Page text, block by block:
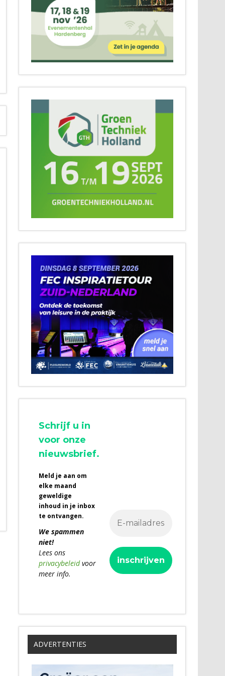
Schrijf u in
voor onze
nieuwsbrief.
Meld je aan om
elke maand
geweldige
inhoud in je inbox
te ontvangen.
We spammen
niet!
Lees ons
privacybeleidvoor
meer info.
ADVERTENTIES